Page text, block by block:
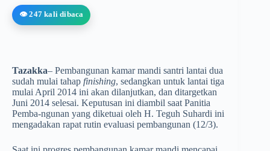
👁️ 247 kali dibaca
Tazakka– Pembangunan kamar mandi santri lantai dua
sudah mulai tahap finishing, sedang­kan untuk lantai tiga
mulai April 2014 ini akan dilanjutkan, dan ditargetkan
Juni 2014 selesai. Keputusan ini diambil saat Panitia
Pemba-ngunan yang diketuai oleh H. Teguh Suhardi ini
mengadakan rapat rutin evaluasi pembangunan (12/3).